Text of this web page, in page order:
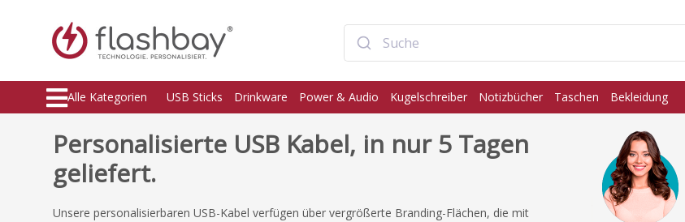
Alle Kategorien USB Sticks Drinkware Power & Audio Kugelschreiber Notizbücher Taschen Bekleidung
Personalisierte USB Kabel, in nur 5 Tagen
geliefert.
Unsere personalisierbaren USB-Kabel verfügen über vergrößerte Branding-Flächen, die mit